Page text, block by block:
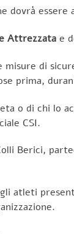
dovrà essere
Attrezzata e
misure di
prima,
o di chi
CSI.
Berici,
atleti